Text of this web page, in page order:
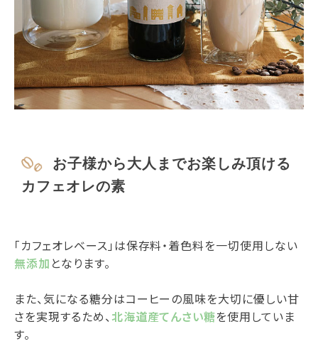
お子様から大人までお楽しみ頂ける
カフェオレの素
「カフェオレベース」は保存料・着色料を一切使用しない
無添加 となります。
また、気になる糖分はコーヒーの風味を大切に優しい甘
さを実現するため、北海道産てんさい糖を使用していま
す。